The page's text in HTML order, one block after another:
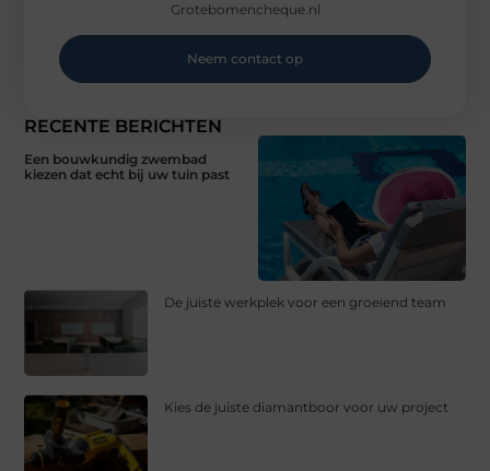
RECENTE BERICHTEN
Een bouwkundig zwembad
kiezen dat echt bij uw tuin past
De juiste werkplek voor een groeiend team
Kies de juiste diamantboor voor uw project
Grotebomencheque.nl
Neem contact op